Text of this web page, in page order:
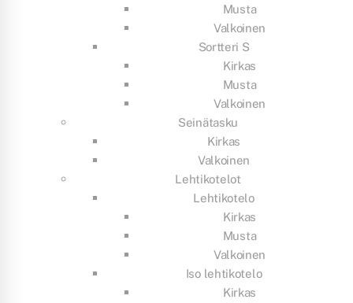
Musta
Valkoinen
Sortteri S
Kirkas
Musta
Valkoinen
Seinätasku
Kirkas
Valkoinen
Lehtikotelot
Lehtikotelo
Kirkas
Musta
Valkoinen
Iso lehtikotelo
Kirkas